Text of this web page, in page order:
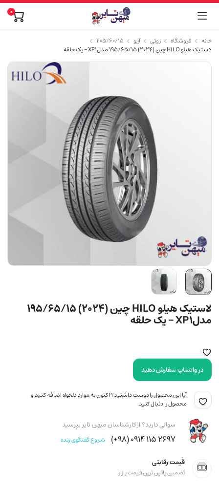
۰
خانه فروشگاه زوتی آریو
۲۰۵/۶۰/۱۵
لاستیک هیلو HILO چین (2024) 195/65/15 مدلXP1 – یک حلقه
لاستیک هیلو HILO چین (2024) 195/65/15
مدلXP1 – یک حلقه
در واتساپ سفارش دهید
آیا این محصول را دوست داشتید؟ اکنون به موارد دلخواه اضافه کنید و
محصول را دنبال کنید.
سوالی دارید؟ از کارشناسان میهن تایر بپرسید
۲۶۹۷ ۱۱۵ ۰۹۱۴ (۹۸+) شروع گفتگوی زنده
قیمت رقابتی
تضمین پائین ترین قیمت بازار